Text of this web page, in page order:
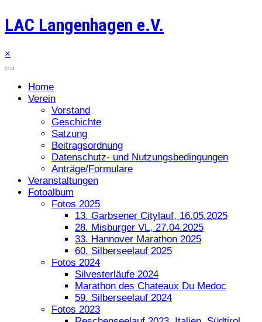
LAC Langenhagen e.V.
×
Home
Verein
Vorstand
Geschichte
Satzung
Beitragsordnung
Datenschutz- und Nutzungsbedingungen
Anträge/Formulare
Veranstaltungen
Fotoalbum
Fotos 2025
13. Garbsener Citylauf, 16.05.2025
28. Misburger VL, 27.04.2025
33. Hannover Marathon 2025
60. Silberseelauf 2025
Fotos 2024
Silvesterläufe 2024
Marathon des Chateaux Du Medoc
59. Silberseelauf 2024
Fotos 2023